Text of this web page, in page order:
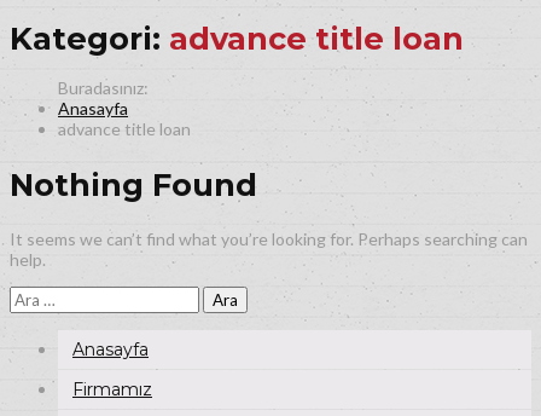
Kategori: advance title loan
Anasayfa
advance title loan
Nothing Found
It seems we can’t find what you’re looking for. Perhaps searching can
help.
Arama:
Anasayfa
Firmamız